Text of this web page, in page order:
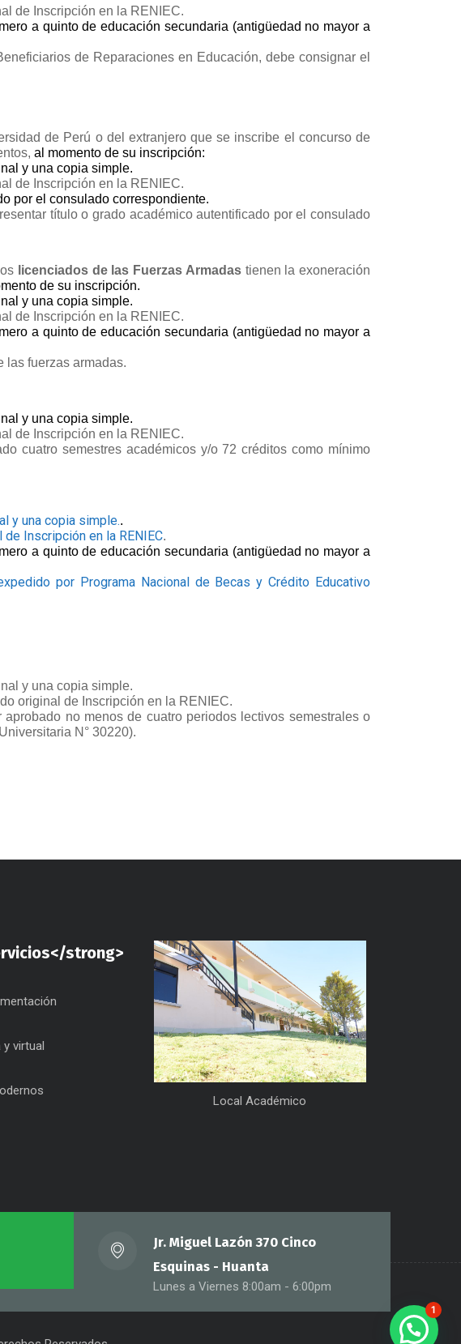
de Inscripción en la RENIEC.
a quinto de educación secundaria (antigüedad no mayor a
de Reparaciones en Educación, debe consignar el
de Perú o del extranjero que se inscribe el concurso de
al momento de su inscripción:
y una copia simple.
de Inscripción en la RENIEC.
por el consulado correspondiente.
título o grado académico autentificado por el consulado
licenciados de las Fuerzas Armadastienen la exoneración
de su inscripción.
y una copia simple.
de Inscripción en la RENIEC.
a quinto de educación secundaria (antigüedad no mayor a
las fuerzas armadas.
y una copia simple.
de Inscripción en la RENIEC.
cuatro semestres académicos y/o 72 créditos como mínimo
y una copia simple..
Inscripción en la RENIEC.
a quinto de educación secundaria (antigüedad no mayor a
por Programa Nacional de Becas y Crédito Educativo
y una copia simple.
original de Inscripción en la RENIEC.
no menos de cuatro periodos lectivos semestrales o
N° 30220).
strong>
virtual
Local Académico
Jr. Miguel Lazón 370 Cinco
Esquinas - Huanta
Lunes a Viernes 8:00am - 6:00pm
1